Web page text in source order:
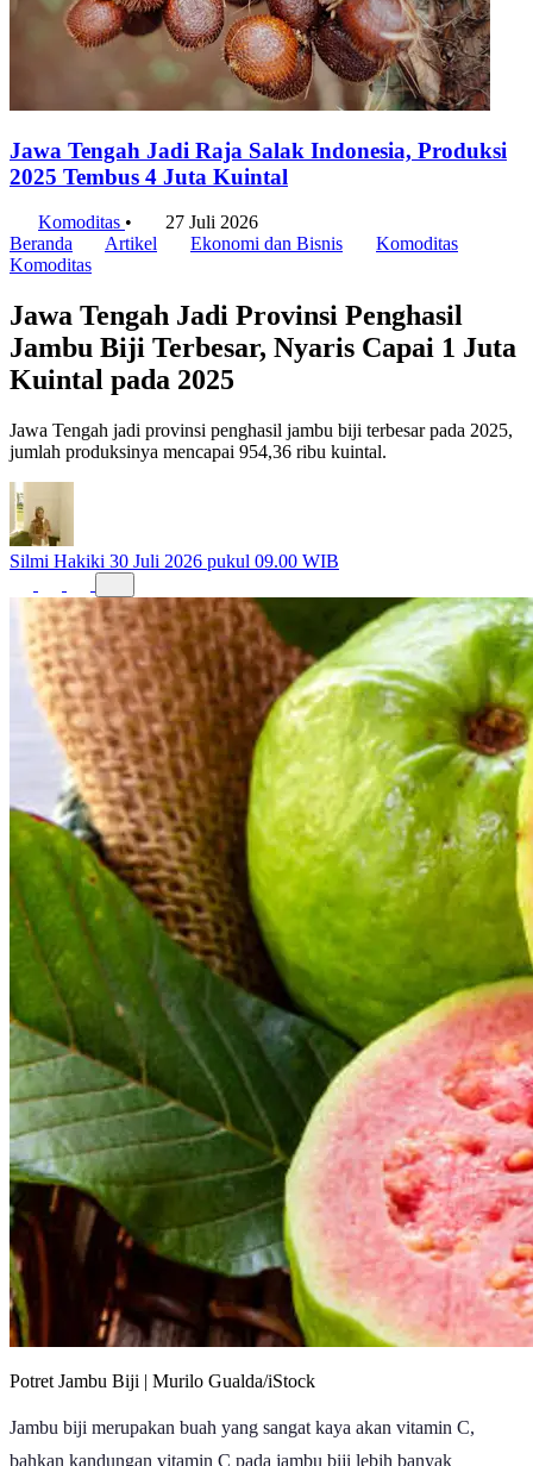
Jawa Tengah Jadi Raja Salak Indonesia, Produksi
2025 Tembus 4 Juta Kuintal
Komoditas •
27 Juli 2026
Beranda
Artikel Ekonomi dan Bisnis
Komoditas
Komoditas
Jawa Tengah Jadi Provinsi Penghasil
Jambu Biji Terbesar, Nyaris Capai 1 Juta
Kuintal pada 2025
Jawa Tengah jadi provinsi penghasil jambu biji terbesar pada 2025,
jumlah produksinya mencapai 954,36 ribu kuintal.
Silmi Hakiki 30 Juli 2026 pukul 09.00 WIB
Potret Jambu Biji | Murilo Gualda/iStock
Jambu biji merupakan buah yang sangat kaya akan vitamin C,
bahkan kandungan vitamin C pada jambu biji lebih banyak